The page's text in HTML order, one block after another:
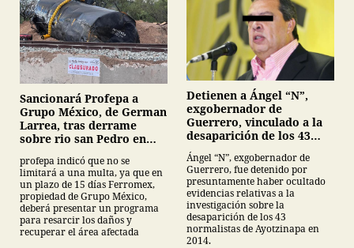
Sancionará Profepa a
Grupo México, de German
Larrea, tras derrame
sobre rio san Pedro en
profepa indicó que no se
limitará a una multa, ya que en
un plazo de 15 días Ferromex,
propiedad de Grupo México,
deberá presentar un programa
para resarcir los daños y
recuperar el área afectada
Detienen a Ángel “N”,
exgobernador de
Guerrero, vinculado a la
desaparición de los 43
normalistas de
Ayotzinapa
Ángel “N”, exgobernador de
Guerrero, fue detenido por
presuntamente haber ocultado
evidencias relativas a la
investigación sobre la
desaparición de los 43
normalistas de Ayotzinapa en
2014.